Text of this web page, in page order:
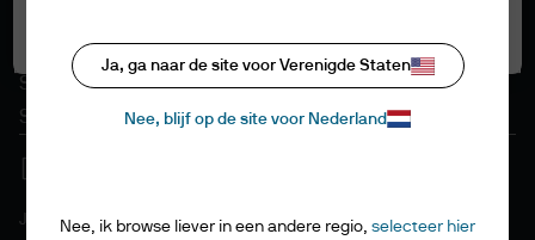
Toegankelijkheid
Sitemap
Stewardship als beleggers
J.P. Morgan
Ja, ga naar de site voor Verenigde Staten
Nee, blijf op de site voor Nederland
Nee, ik browse liever in een andere regio, selecteer hier
Alle cookies accepteren